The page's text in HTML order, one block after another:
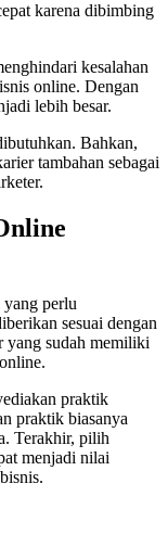
karena dibimbing
kesalahan
online. Dengan
lebih besar.
Bahkan,
tambahan sebagai
yang perlu
sesuai dengan
yang sudah memiliki
praktik
praktik biasanya
Terakhir, pilih
menjadi nilai